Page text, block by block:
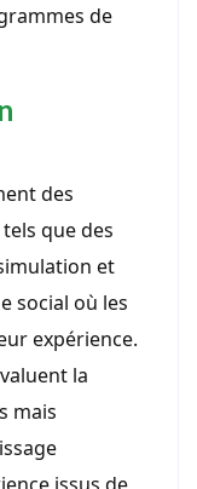
de
des
que des
et
social où les
expérience.
la
mais